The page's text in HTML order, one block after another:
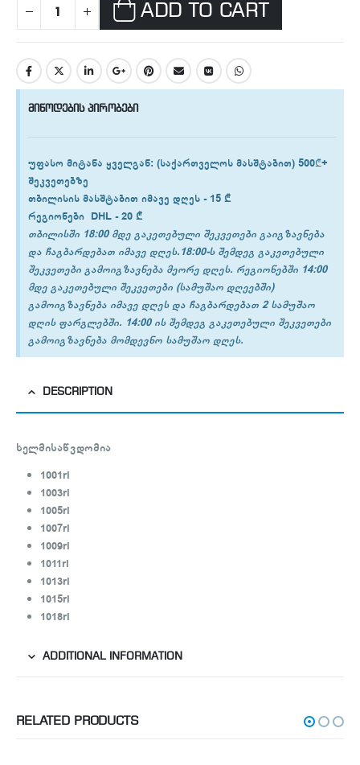
ADD TO CART
მიწოდების პირობები
უფასო მიტანა ყველგან: (საქართველოს მასშტაბით) 500₾+
შეკვეთებზე
თბილისის მასშტაბით იმავე დღეს -15 ₾
რეგიონები DHL -20 ₾
თბილისში 18:00 მდე გაკეთებული შეკვეთები გაიგზავნება
და ჩაგბარდებათ იმავე დღეს.18:00-ს შემდეგ გაკეთებული
შეკვეთები გამოიგზავნება მეორე დღეს. რეგიონებში 14:00
მდე გაკეთებული შეკვეთები (სამუშაო დღეებში)
გამოიგზავნება იმავე დღეს და ჩაგბარდებათ 2 სამუშაო
დღის ფარგლებში. 14:00 ის შემდეგ გაკეთებული შეკვეთები
გამოიგზავნება მომდევნო სამუშაო დღეს.
DESCRIPTION
ხელმისაწვდომია
1001rl
1003rl
1005rl
1007rl
1009rl
1011rl
1013rl
1015rl
1018rl
ADDITIONAL INFORMATION
RELATED PRODUCTS